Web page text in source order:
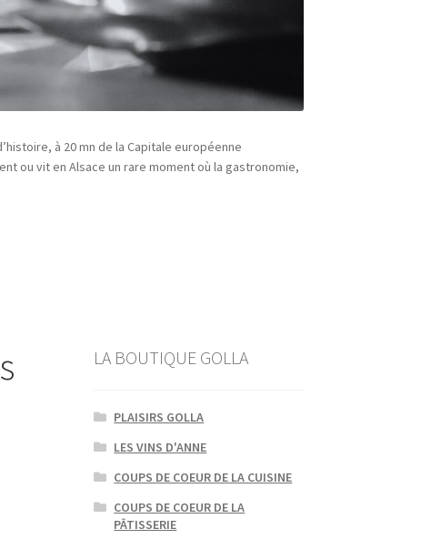
à 20 mn de la Capitale européenne
ou vit en Alsace un rare moment où la gastronomie,
LA BOUTIQUE GOLLA
PLAISIRS GOLLA
LES VINS D'ANNE
COUPS DE COEUR DE LA CUISINE
COUPS DE COEUR DE LA
PÂTISSERIE